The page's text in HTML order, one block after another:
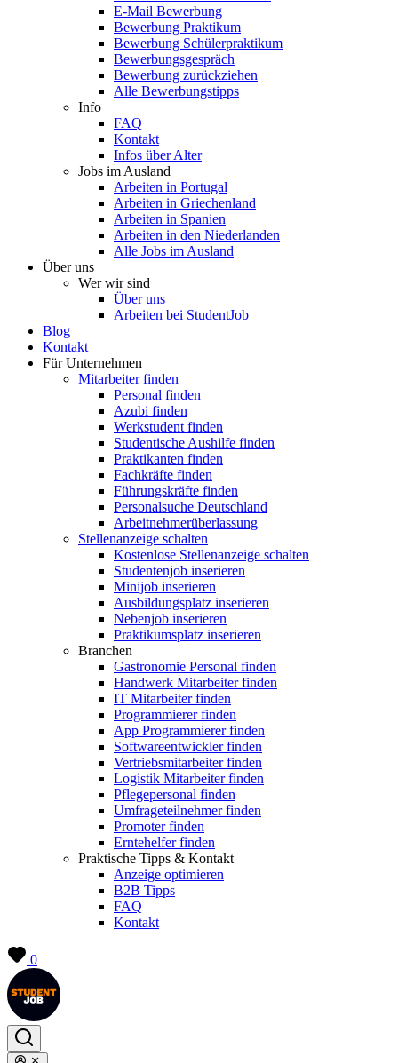
E-Mail Bewerbung
Bewerbung Praktikum
Bewerbung Schülerpraktikum
Bewerbungsgespräch
Bewerbung zurückziehen
Alle Bewerbungstipps
Info
FAQ
Kontakt
Infos über Alter
Jobs im Ausland
Arbeiten in Portugal
Arbeiten in Griechenland
Arbeiten in Spanien
Arbeiten in den Niederlanden
Alle Jobs im Ausland
Über uns
Wer wir sind
Über uns
Arbeiten bei StudentJob
Blog
Kontakt
Für Unternehmen
Mitarbeiter finden
Personal finden
Azubi finden
Werkstudent finden
Studentische Aushilfe finden
Praktikanten finden
Fachkräfte finden
Führungskräfte finden
Personalsuche Deutschland
Arbeitnehmerüberlassung
Stellenanzeige schalten
Kostenlose Stellenanzeige schalten
Studentenjob inserieren
Minijob inserieren
Ausbildungsplatz inserieren
Nebenjob inserieren
Praktikumsplatz inserieren
Branchen
Gastronomie Personal finden
Handwerk Mitarbeiter finden
IT Mitarbeiter finden
Programmierer finden
App Programmierer finden
Softwareentwickler finden
Vertriebsmitarbeiter finden
Logistik Mitarbeiter finden
Pflegepersonal finden
Umfrageteilnehmer finden
Promoter finden
Erntehelfer finden
Praktische Tipps & Kontakt
Anzeige optimieren
B2B Tipps
FAQ
Kontakt
0